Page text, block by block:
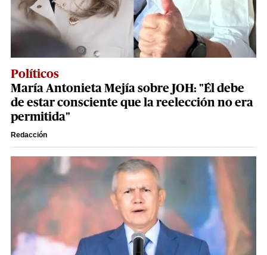
Políticos
María Antonieta Mejía sobre JOH: "Él debe
de estar consciente que la reelección no era
permitida"
Redacción